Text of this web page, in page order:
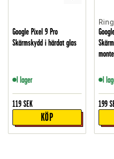
Google Pixel 9 Pro
Skärmskydd i härdat glas
I lager
119 SEK
KÖP
I
199